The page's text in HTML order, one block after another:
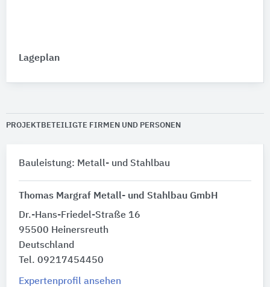
Lageplan
PROJEKTBETEILIGTE FIRMEN UND PERSONEN
Bauleistung: Metall- und Stahlbau
Thomas Margraf Metall- und Stahlbau GmbH
Dr.-Hans-Friedel-Straße 16
95500 Heinersreuth
Deutschland
Tel. 09217454450
Expertenprofil ansehen